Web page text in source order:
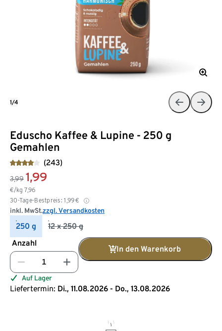
Eduscho Kaffee & Lupine - 250 g
Gemahlen
(243)
3,99 1,99
€/kg 7,96
30-Tage-Bestpreis: 1,99€
inkl. MwSt.zzgl. Versandkosten
250 g
12 x 250 g
Anzahl
In den Warenkorb
Auf Lager
Liefertermin: Di., 11.08.2026 - Do., 13.08.2026
1/4